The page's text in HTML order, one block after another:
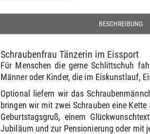
BESCHREIBUNG
Schraubenfrau Tänzerin im Eissport
Für Menschen die gerne Schlittschuh
Männer oder Kinder, die im Eiskunstlauf,
Optional liefern wir das
bringen wir mit zwei Schrauben eine
Geburtstagsgruß, einem
Jubiläum und zur Pensionierung oder mit